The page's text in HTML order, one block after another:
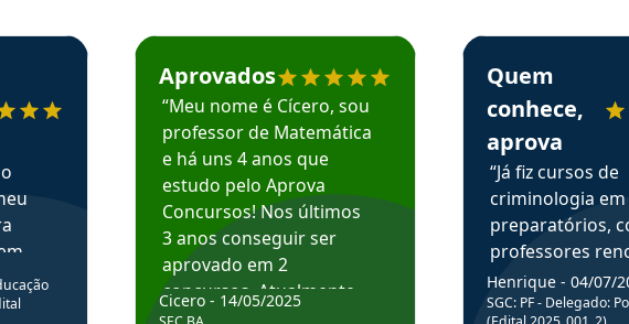
o Aprova Concursos em depoimento
Estudante Cicero recomenda o Aprova Concursos em depoimento
Aprovados
“Meu nome é Cícero, sou
professor de Matemática
e há uns 4 anos que
estudo pelo Aprova
Concursos! Nos últimos
3 anos conseguir ser
aprovado em 2
concursos. Atualmente,
estou atuando como
Cicero - 14/05/2025
Estudante Henrique
Quem
conhece,
aprova
“Já fiz cursos de
criminologia em
preparatórios,
professores
fiz curso em pós
graduação.
Henrique - 04/07/
SGC: PF - Delegado: